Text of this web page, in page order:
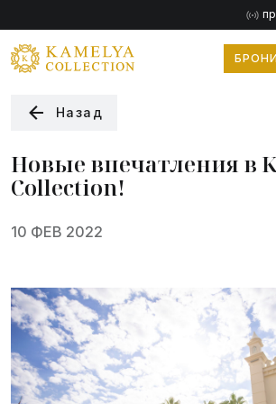
Назад
Новые впечатления в
Collection!
10 ФЕВ 2022